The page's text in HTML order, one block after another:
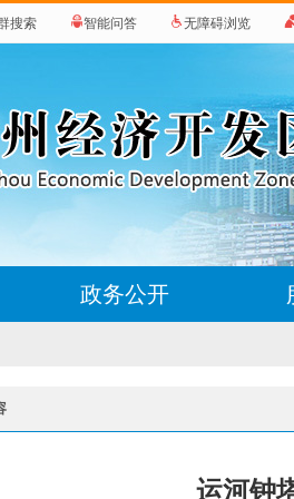
搜索 智能问答 无障碍浏览
政务公开
运河钟